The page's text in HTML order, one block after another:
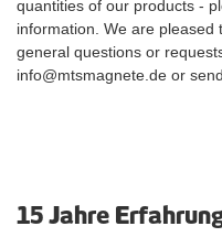
quantities of our products -
information. We are
general questions or
info@mtsmagnete.de or
15 Jahre